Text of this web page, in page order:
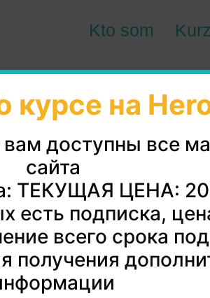
Kto som
A2
на
доступны все
сайта
ТЕКУЩАЯ ЦЕНА:
есть подписка,
всего срока
получения